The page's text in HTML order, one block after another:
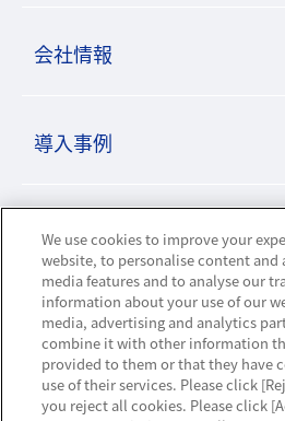
会社情報
導入事例
ビジネスパートナーサイト
ニュースリリース
お知らせ
We use cookies to improve your
website, to personalise content and
media features and to analyse our
information about your use of our
media, advertising and analytics
combine it with other information
provided to them or that they have
use of their services. Please click
you reject all cookies. Please click